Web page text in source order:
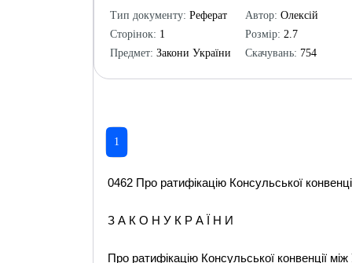
Тип документу: Реферат
Сторінок: 1
Предмет: Закони України
Автор: Олексій
Розмір: 2.7
Скачувань: 754
1
0462 Про ратифікацію Консульської
З А К О Н У К Р А Ї Н И
Про ратифікацію Консульської конвенції